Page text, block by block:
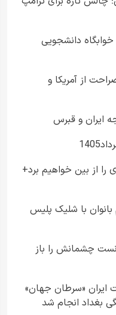
دانشجویی
از آمریکا و
ایران و قبرس
را از بین خواهیم برد+
با شلیک پلیس
چشمانش را باز
ایران «سرطان جهان»
بغداد انجام شد